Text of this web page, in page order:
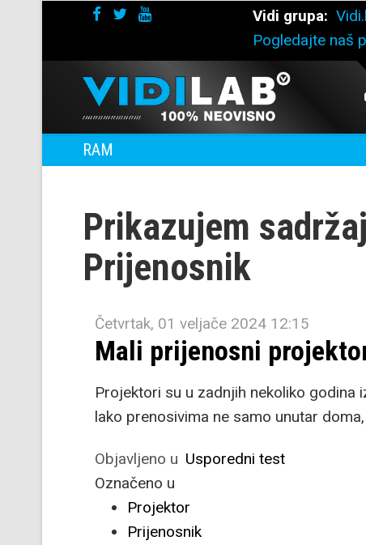
Vidi grupa:
Pogledajte naš
RAM
Prikazujem
Prijenosnik
Četvrtak, 01 veljače 2024 12:15
Mali prijenosni
Projektori su u zadnjih nekoliko
lako prenosivima ne samo unutar
Objavljeno u Usporedni test
Označeno u
Projektor
Prijenosnik